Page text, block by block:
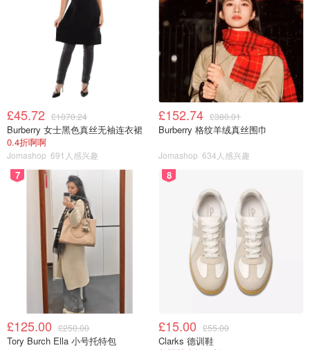
2.北欧水彩博物馆
3.Sibräcka Prästgård 草莓园
4.SundsbySäteri 国家森林和历史农舍
5.Klädesholmen 小岛，古老渔村,断崖日落
6.Tjörn雪恩大桥 Tjörnbron
1.Pilane 雕塑公园
£45.72 £1070.24
Burberry 女士黑色真丝无袖连衣裙
0.4折啊啊
Jomashop 691人感兴趣
£152.74 £380.01
Burberry 格纹羊绒真丝围巾
Jomashop 634人感兴趣
7
£125.00 £250.00
Tory Burch Ella 小号托特包
8
£15.00 £55.00
Clarks 德训鞋